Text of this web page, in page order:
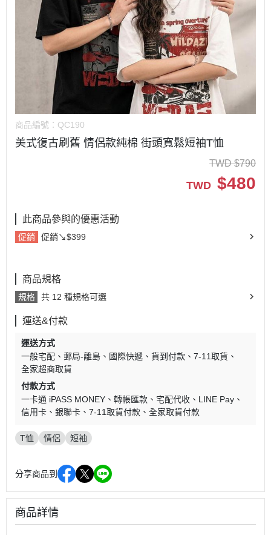
商品編號： QC190
美式復古刷舊 情侶款純棉 街頭寬鬆短袖T恤
TWD $790
TWD $480
此商品參與的優惠活動
促銷 促銷↘$399
商品規格
規格 共 12 種規格可選
運送&付款
運送方式
一般宅配
郵局-離島 國際快遞 貨到付款
7-11取貨
全家超商取貨
付款方式
一卡通 iPASS MONEY
轉帳匯款 宅配代收
LINE Pay
信用卡
銀聯卡 7-11取貨付款 全家取貨付款
T恤 情侶 短袖
分享商品到
商品詳情